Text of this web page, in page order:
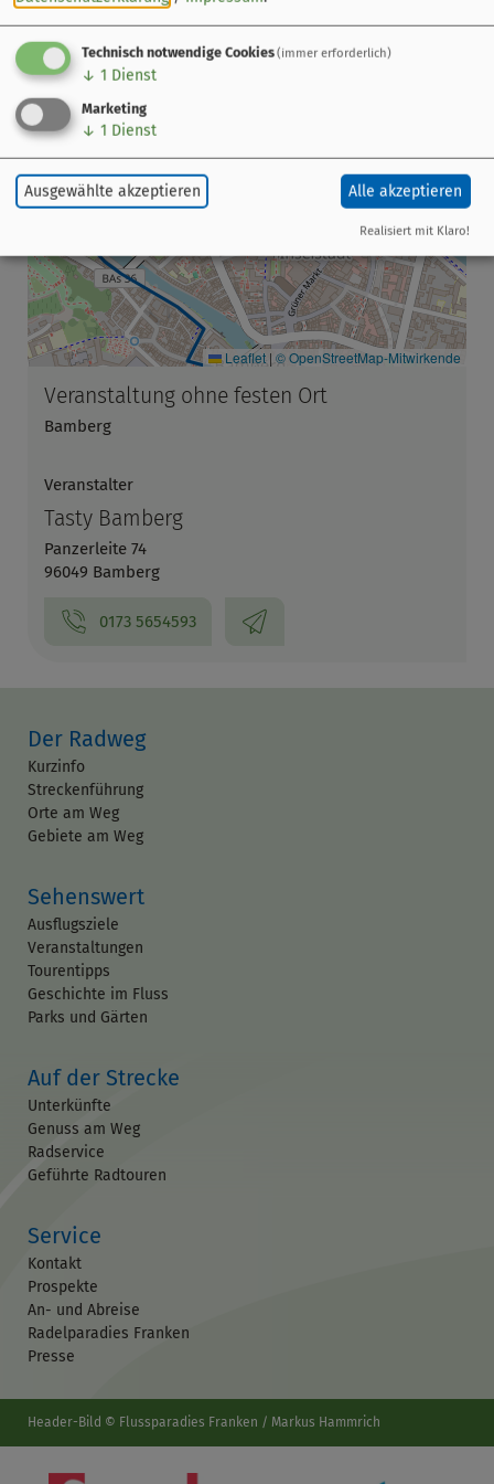
Gruppen-Touren auf Anfrage
Leaflet | © OpenStreetMap-Mitwirkende
Veranstaltung ohne festen Ort
Bamberg
Veranstalter
Tasty Bamberg
Panzerleite 74
96049 Bamberg
0173 5654593
Der Radweg
Kurzinfo
Streckenführung
Orte am Weg
Gebiete am Weg
Sehenswert
Ausflugsziele
Veranstaltungen
Tourentipps
Geschichte im Fluss
Parks und Gärten
Auf der Strecke
Unterkünfte
Genuss am Weg
Radservice
Geführte Radtouren
Service
Kontakt
Prospekte
An- und Abreise
Radelparadies Franken
Presse
Header-Bild © Flussparadies Franken / Markus Hammrich
Technisch notwendige Cookies(immer erforderlich)
↓ 1 Dienst
Marketing
↓ 1 Dienst
Ausgewählte akzeptieren Alle akzeptieren
Realisiert mit Klaro!